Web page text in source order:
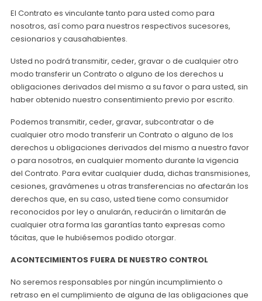
El Contrato es vinculante tanto para usted como para
nosotros, así como para nuestros respectivos sucesores,
cesionarios y causahabientes.
Usted no podrá transmitir, ceder, gravar o de cualquier otro
modo transferir un Contrato o alguno de los derechos u
obligaciones derivados del mismo a su favor o para usted, sin
haber obtenido nuestro consentimiento previo por escrito.
Podemos transmitir, ceder, gravar, subcontratar o de
cualquier otro modo transferir un Contrato o alguno de los
derechos u obligaciones derivados del mismo a nuestro favor
o para nosotros, en cualquier momento durante la vigencia
del Contrato. Para evitar cualquier duda, dichas transmisiones,
cesiones, gravámenes u otras transferencias no afectarán los
derechos que, en su caso, usted tiene como consumidor
reconocidos por ley o anularán, reducirán o limitarán de
cualquier otra forma las garantías tanto expresas como
tácitas, que le hubiésemos podido otorgar.
ACONTECIMIENTOS FUERA DE NUESTRO CONTROL
No seremos responsables por ningún incumplimiento o
retraso en el cumplimiento de alguna de las obligaciones que